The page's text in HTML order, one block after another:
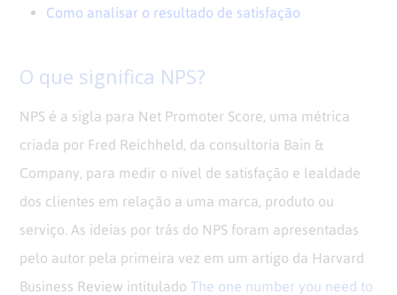
Como analisar o resultado de satisfação
O que significa NPS?
NPS é a sigla para Net Promoter Score, uma métrica
criada por Fred Reichheld, da consultoria Bain &
Company, para medir o nível de satisfação e lealdade
dos clientes em relação a uma marca, produto ou
serviço. As ideias por trás do NPS foram apresentadas
pelo autor pela primeira vez em um artigo da Harvard
Business Review intituladoThe one number you need to